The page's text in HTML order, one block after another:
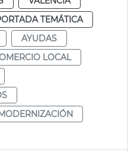
TEMÁTICA
AYUDAS
LOCAL